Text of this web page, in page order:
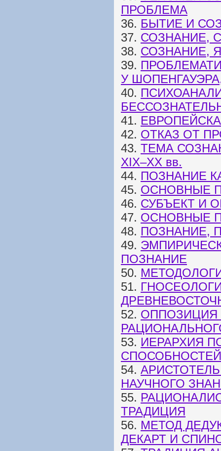
ПРОБЛЕМА
36. БЫТИЕ И
37. СОЗНАНИЕ,
38. СОЗНАНИЕ,
39.
У
40.
41.
42. ОТКАЗ ОТ
43. ТЕМА
XIX–XX вв.
44. ПОЗНАНИЕ
45. ОСНОВНЫЕ
46. СУБЪЕКТ И
47. ОСНОВНЫЕ
48. ПОЗНАНИЕ,
49.
ПОЗНАНИЕ
50.
51.
52. ОППОЗИЦИЯ
53. ИЕРАРХИЯ
54.
НАУЧНОГО
55.
ТРАДИЦИЯ
56. МЕТОД
ДЕКАРТ И